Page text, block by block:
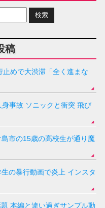
稿
めで大渋滞「全く進まな
事故 ソニックと衝突 飛び
市の15歳の高校生が通り魔
の暴行動画で炎上 インスタ
本編と違い過ぎサンプル動